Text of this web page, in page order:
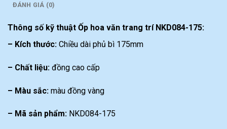
ĐÁNH GIÁ (0)
Thông số kỹ thuật Ốp hoa văn trang trí NKD084-175:
– Kích thước: Chiều dài phủ bì 175mm
– Chất liệu: đồng cao cấp
– Màu sắc: màu đồng vàng
– Mã sản phẩm: NKD084-175